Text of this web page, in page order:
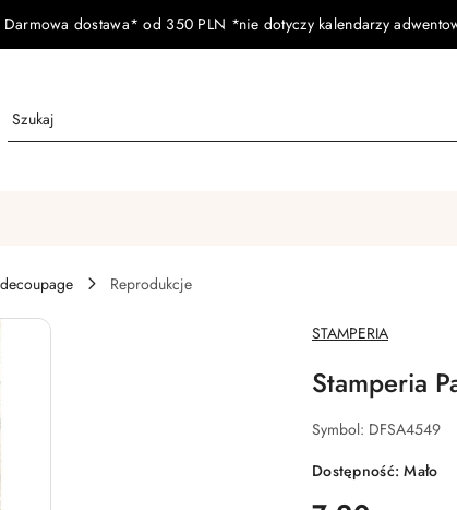
Darmowa dostawa* od 350 PLN *nie dotyczy kalendarzy
Reprodukcje
NAZWA
PRODUCENTA:
STAMPERIA
Stamperia
Symbol: DFSA4549
Dostępność:Mało